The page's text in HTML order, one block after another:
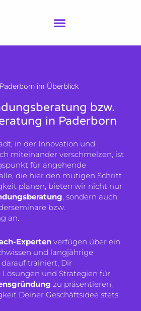
im Überblick
bzw.
in Paderborn
in der Innovation und
miteinander verschmelzen, ist
für angehende
die hier den mutigen Schritt
planen, bieten wir nicht nur
, sondern auch
bzw.
an.
Experten verfügen über ein
und langjährige
trainiert, Dir
und Strategien für
zu präsentieren,
Deiner Geschäftsidee stets